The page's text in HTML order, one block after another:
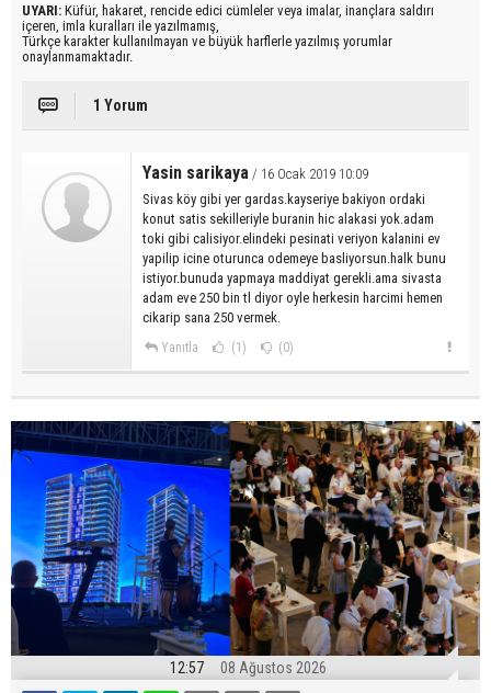
UYARI: Küfür, hakaret, rencide edici cümleler veya imalar, inançlara saldırı
içeren, imla kuralları ile yazılmamış,
Türkçe karakter kullanılmayan ve büyük harflerle yazılmış yorumlar
onaylanmamaktadır.
1 Yorum
Yasin sarikaya / 16 Ocak 2019 10:09
Sivas köy gibi yer gardas.kayseriye bakiyon ordaki
konut satis sekilleriyle buranin hic alakasi yok.adam
toki gibi calisiyor.elindeki pesinati veriyon kalanini ev
yapilip icine oturunca odemeye basliyorsun.halk bunu
istiyor.bunuda yapmaya maddiyat gerekli.ama sivasta
adam eve 250 bin tl diyor oyle herkesin harcimi hemen
cikarip sana 250 vermek.
Yanıtla (1) (0)
12:57 08 Ağustos 2026